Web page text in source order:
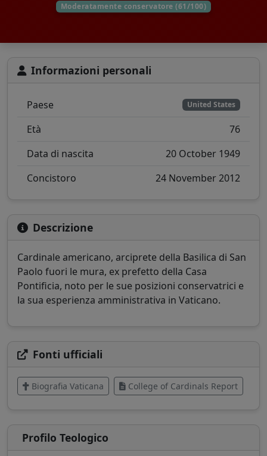
Moderatamente conservatore (61/100)
Informazioni personali
Paese United States
Età
76
Data di nascita
20 October 1949
Concistoro
24 November 2012
Descrizione
Cardinale americano, arciprete della Basilica di San
Paolo fuori le mura, ex prefetto della Casa
Pontificia, noto per le sue posizioni conservatrici e
la sua esperienza amministrativa in Vaticano.
Fonti ufficiali
Biografia Vaticana College of Cardinals Report
Profilo Teologico